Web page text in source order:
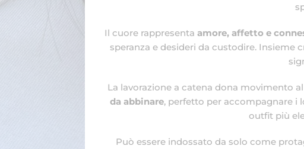
Il cuore rappresentaamore, affetto e
speranza e desideri da custodire. Insieme
La lavorazione a catena dona movimento
da abbinare, perfetto per accompagnare i
outfit più
Può essere indossato da solo come